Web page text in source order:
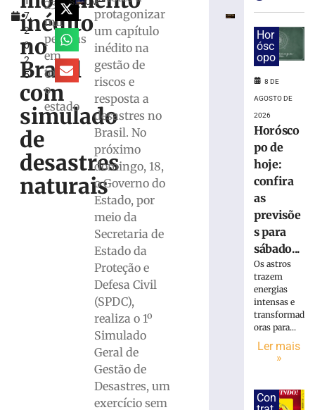
7,
2
0
2
5
inédito
no
Brasil
com
simulado
de
desastres
naturais
230
mil
pessoas
em
todo
o
estado
SECOM
protagonizar
um capítulo
inédito na
gestão de
riscos e
resposta a
desastres no
Brasil. No
próximo
domingo, 18,
o Governo do
Estado, por
meio da
Secretaria de
Estado da
Proteção e
Defesa Civil
(SPDC),
realiza o 1º
Simulado
Geral de
Gestão de
Desastres, um
exercício sem
pouco
dias,
jovem
detida
Brusque
Polícia
contra
Hor
ósc
opo
8 DE
AGOSTO DE
2026
Horósco
po de
hoje:
confira
as
previsõe
s para
sábado...
Os astros
trazem
energias
intensas e
transformad
oras para...
Ler mais
»
Con